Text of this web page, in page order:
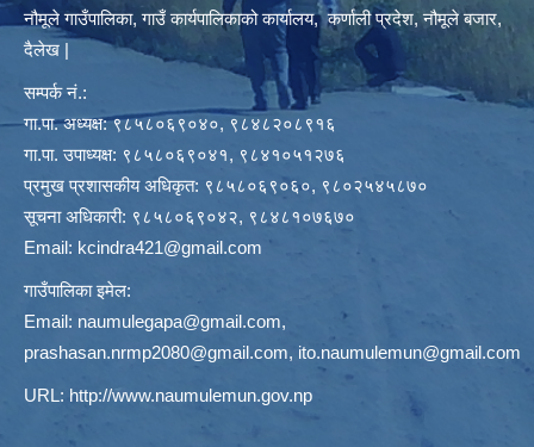
नौमूले गाउँपालिका, गाउँ कार्यपालिकाको कार्यालय, कर्णाली प्रदेश, नौमूले बजार,
दैलेख |
सम्पर्क नं.:
गा.पा. अध्यक्ष: ९८५८०६९०४०, ९८४८२०८९१६
गा.पा. उपाध्यक्ष: ९८५८०६९०४१, ९८४१०५१२७६
प्रमुख प्रशासकीय अधिकृत: ९८५८०६९०६०, ९८०२५४५८७०
सूचना अधिकारी: ९८५८०६९०४२, ९८४८१०७६७०
Email: kcindra421@gmail.com
गाउँपालिका इमेल:
Email: naumulegapa@gmail.com,
prashasan.nrmp2080@gmail.com, ito.naumulemun@gmail.com
URL: http://www.naumulemun.gov.np